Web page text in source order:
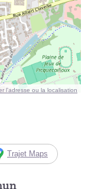
l’adresse ou la localisation
Trajet Maps